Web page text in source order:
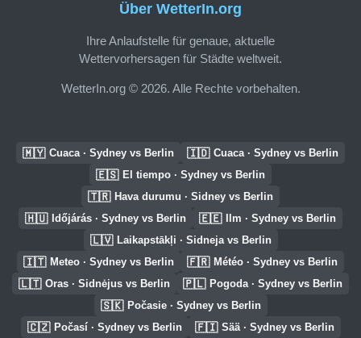
Über WetterIn.org
Ihre Anlaufstelle für genaue, aktuelle
Wettervorhersagen für Städte weltweit.
WetterIn.org © 2026. Alle Rechte vorbehalten.
🇲🇾 Cuaca · Sydney vs Berlin 🇮🇩 Cuaca · Sydney vs Berlin
🇪🇸 El tiempo · Sydney vs Berlin
🇹🇷 Hava durumu · Sidney vs Berlin
🇭🇺 Időjárás · Sydney vs Berlin 🇪🇪 Ilm · Sydney vs Berlin
🇱🇻 Laikapstākļi · Sidneja vs Berlin
🇮🇹 Meteo · Sydney vs Berlin 🇫🇷 Météo · Sydney vs Berlin
🇱🇹 Oras · Sidnėjus vs Berlin 🇵🇱 Pogoda · Sydney vs Berlin
🇸🇰 Počasie · Sydney vs Berlin
🇨🇿 Počasí · Sydney vs Berlin 🇫🇮 Sää · Sydney vs Berlin